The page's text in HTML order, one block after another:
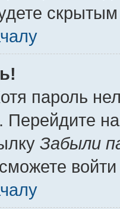
пароль
Перейдите
Забыли